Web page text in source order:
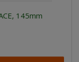
145mm